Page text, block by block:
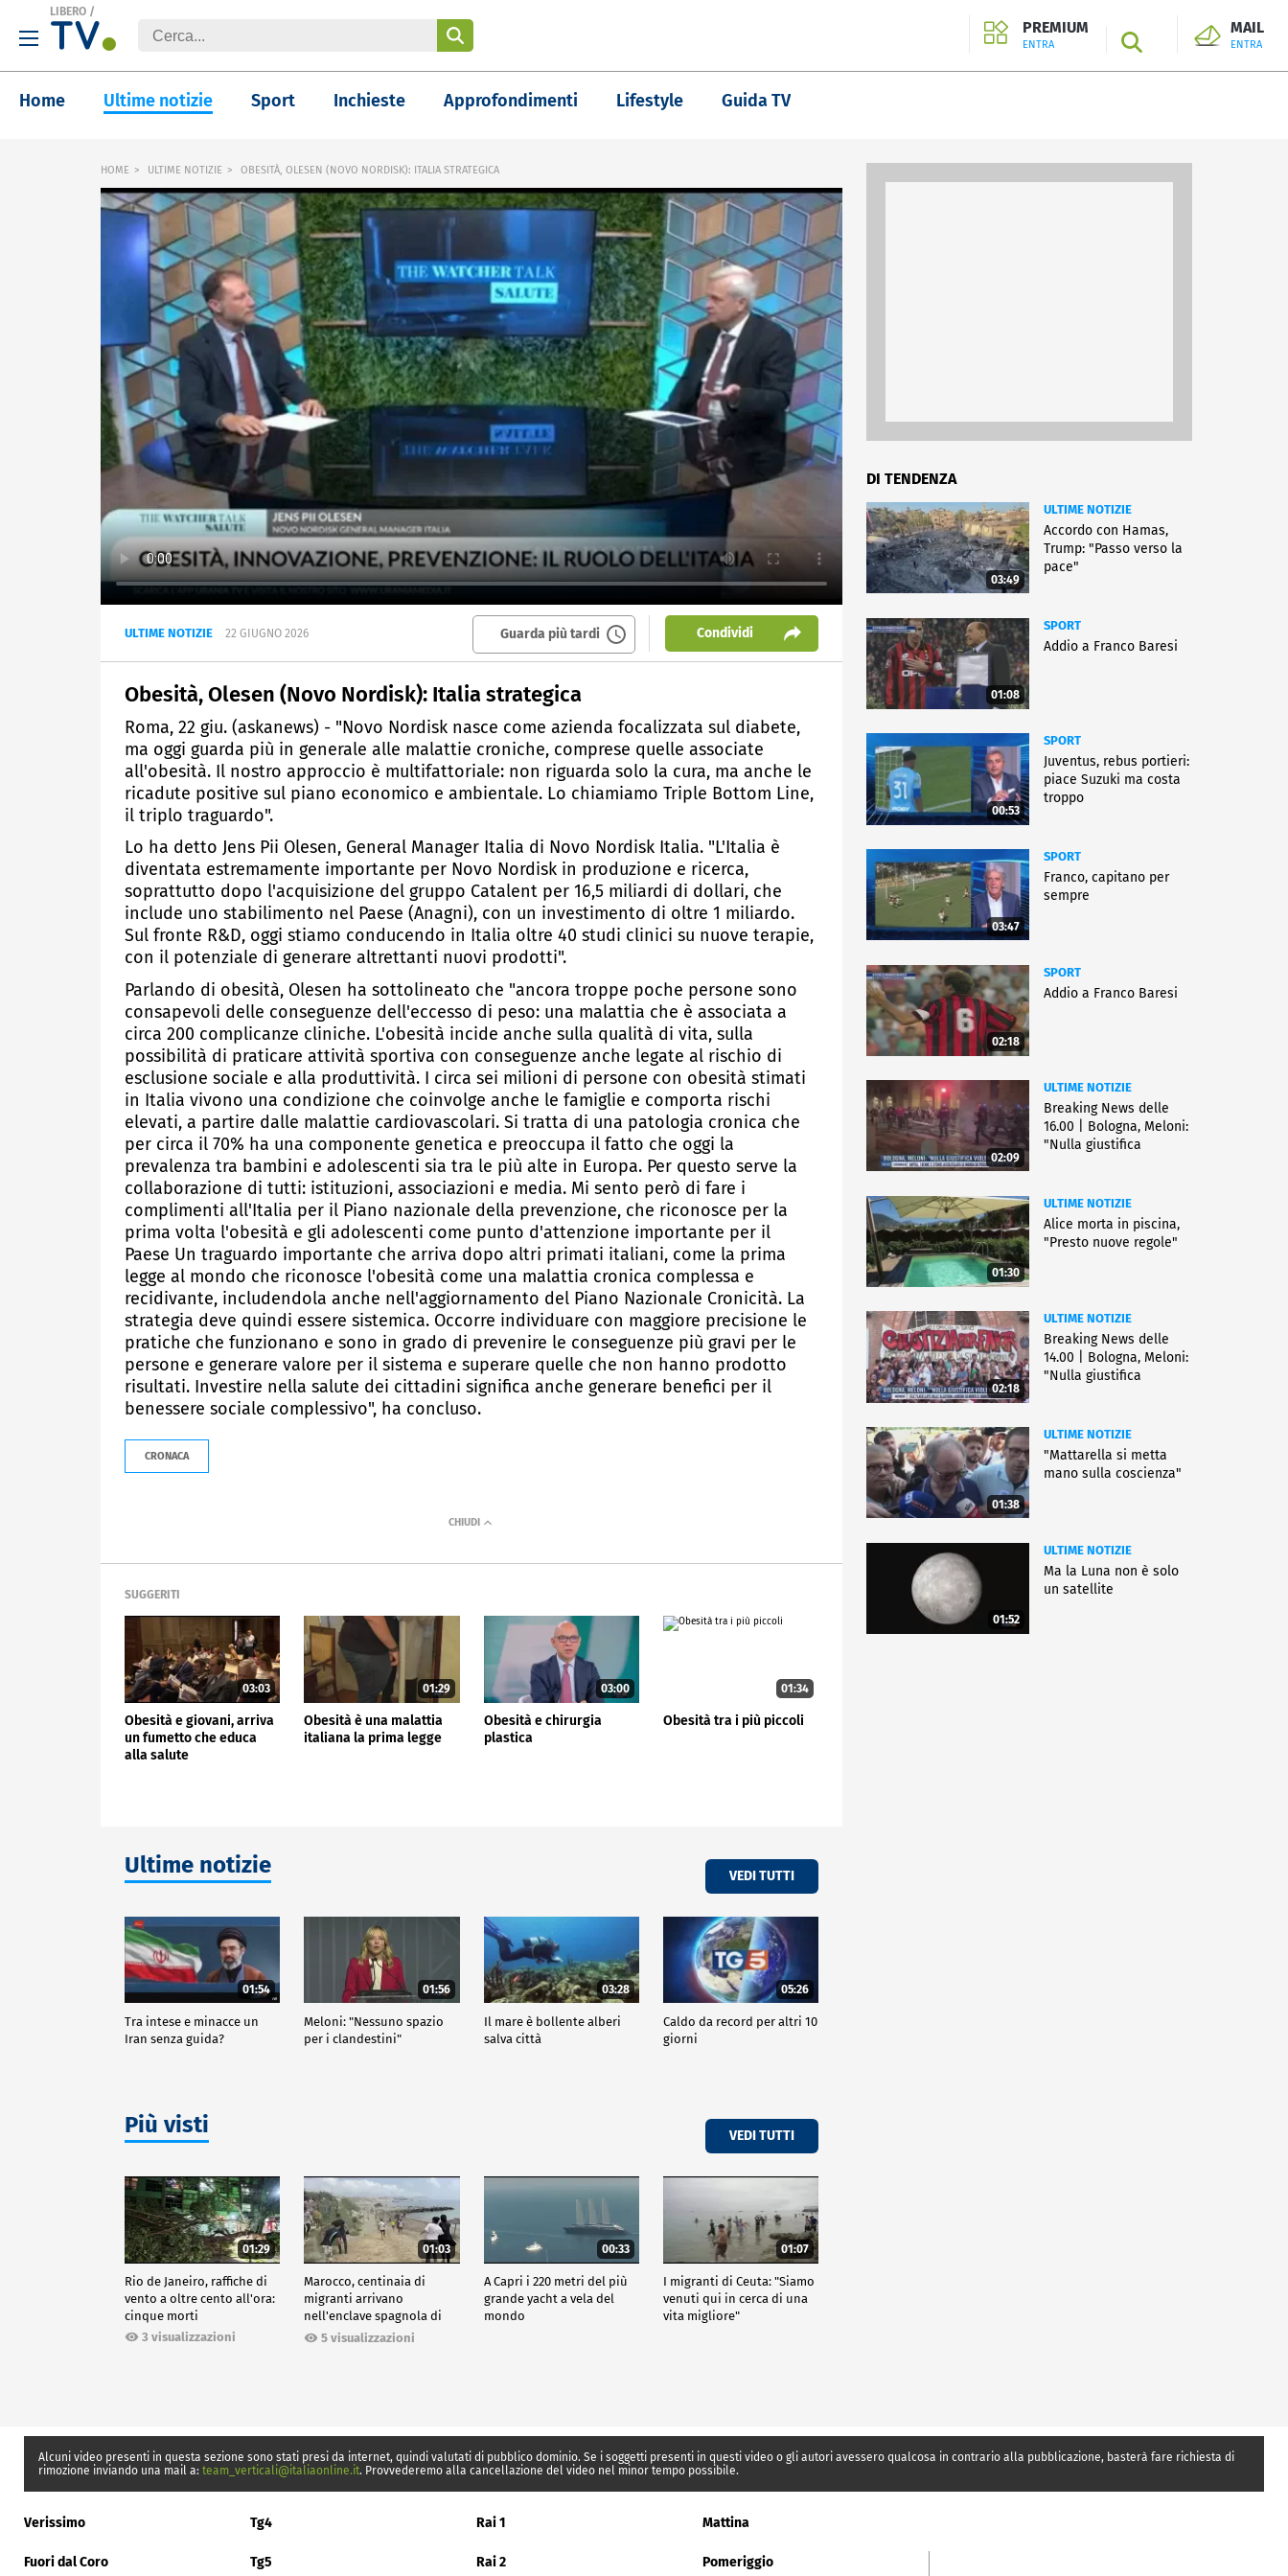
LIBERO /
PREMIUM
ENTRA SEARCH
MAIL
ENTRA
Home Ultime notizie Sport Inchieste Approfondimenti Lifestyle Guida TV
HOME ULTIME NOTIZIE OBESITÀ, OLESEN (NOVO NORDISK): ITALIA STRATEGICA
ULTIME NOTIZIE 22 GIUGNO 2026 Guarda più tardi Condividi
Obesità, Olesen (Novo Nordisk): Italia strategica
Roma, 22 giu. (askanews) - "Novo Nordisk nasce come azienda focalizzata sul diabete,
ma oggi guarda più in generale alle malattie croniche, comprese quelle associate
all'obesità. Il nostro approccio è multifattoriale: non riguarda solo la cura, ma anche le
ricadute positive sul piano economico e ambientale. Lo chiamiamo Triple Bottom Line,
il triplo traguardo".
Lo ha detto Jens Pii Olesen, General Manager Italia di Novo Nordisk Italia. "L'Italia è
diventata estremamente importante per Novo Nordisk in produzione e ricerca,
soprattutto dopo l'acquisizione del gruppo Catalent per 16,5 miliardi di dollari, che
include uno stabilimento nel Paese (Anagni), con un investimento di oltre 1 miliardo.
Sul fronte R&D, oggi stiamo conducendo in Italia oltre 40 studi clinici su nuove terapie,
con il potenziale di generare altrettanti nuovi prodotti".
Parlando di obesità, Olesen ha sottolineato che "ancora troppe poche persone sono
consapevoli delle conseguenze dell'eccesso di peso: una malattia che è associata a
circa 200 complicanze cliniche. L'obesità incide anche sulla qualità di vita, sulla
possibilità di praticare attività sportiva con conseguenze anche legate al rischio di
esclusione sociale e alla produttività. I circa sei milioni di persone con obesità stimati
in Italia vivono una condizione che coinvolge anche le famiglie e comporta rischi
elevati, a partire dalle malattie cardiovascolari. Si tratta di una patologia cronica che
per circa il 70% ha una componente genetica e preoccupa il fatto che oggi la
prevalenza tra bambini e adolescenti sia tra le più alte in Europa. Per questo serve la
collaborazione di tutti: istituzioni, associazioni e media. Mi sento però di fare i
complimenti all'Italia per il Piano nazionale della prevenzione, che riconosce per la
prima volta l'obesità e gli adolescenti come punto d'attenzione importante per il
Paese Un traguardo importante che arriva dopo altri primati italiani, come la prima
legge al mondo che riconosce l'obesità come una malattia cronica complessa e
recidivante, includendola anche nell'aggiornamento del Piano Nazionale Cronicità. La
strategia deve quindi essere sistemica. Occorre individuare con maggiore precisione le
pratiche che funzionano e sono in grado di prevenire le conseguenze più gravi per le
persone e generare valore per il sistema e superare quelle che non hanno prodotto
risultati. Investire nella salute dei cittadini significa anche generare benefici per il
benessere sociale complessivo", ha concluso.
CRONACA
SUGGERITI
03:03
Obesità e giovani, arriva
un fumetto che educa
alla salute
01:29
Obesità è una malattia
italiana la prima legge
03:00
Obesità e chirurgia
plastica
01:34
Obesità tra i più piccoli
Ultime notizie VEDI TUTTI
01:54
Tra intese e minacce un
Iran senza guida?
01:56
Meloni: "Nessuno spazio
per i clandestini"
03:28
Il mare è bollente alberi
salva città
05:26
Caldo da record per altri 10
giorni
Più visti VEDI TUTTI
01:29
Rio de Janeiro, raffiche di
vento a oltre cento all'ora:
cinque morti
3 visualizzazioni
01:03
Marocco, centinaia di
migranti arrivano
nell'enclave spagnola di
Ceuta5 visualizzazioni
00:33
A Capri i 220 metri del più
grande yacht a vela del
mondo
01:07
I migranti di Ceuta: "Siamo
venuti qui in cerca di una
vita migliore"
DI TENDENZA
03:49
ULTIME NOTIZIE
Accordo con Hamas,
Trump: "Passo verso la
pace"
01:08
SPORT
Addio a Franco Baresi
00:53
SPORT
Juventus, rebus portieri:
piace Suzuki ma costa
troppo
03:47
SPORT
Franco, capitano per
sempre
02:18
SPORT
Addio a Franco Baresi
02:09
ULTIME NOTIZIE
Breaking News delle
16.00 | Bologna, Meloni:
"Nulla giustifica
01:30
ULTIME NOTIZIE
Alice morta in piscina,
"Presto nuove regole"
02:18
ULTIME NOTIZIE
Breaking News delle
14.00 | Bologna, Meloni:
"Nulla giustifica
01:38
ULTIME NOTIZIE
"Mattarella si metta
mano sulla coscienza"
01:52
ULTIME NOTIZIE
Ma la Luna non è solo
un satellite
Alcuni video presenti in questa sezione sono stati presi da internet, quindi valutati di pubblico dominio. Se i soggetti presenti in questi video o gli autori avessero qualcosa in contrario alla pubblicazione, basterà fare richiesta di
rimozione inviando una mail a: team_verticali@italiaonline.it. Provvederemo alla cancellazione del video nel minor tempo possibile.
Verissimo Tg4 Rai 1 Mattina
Fuori dal Coro Tg5 Rai 2 Pomeriggio